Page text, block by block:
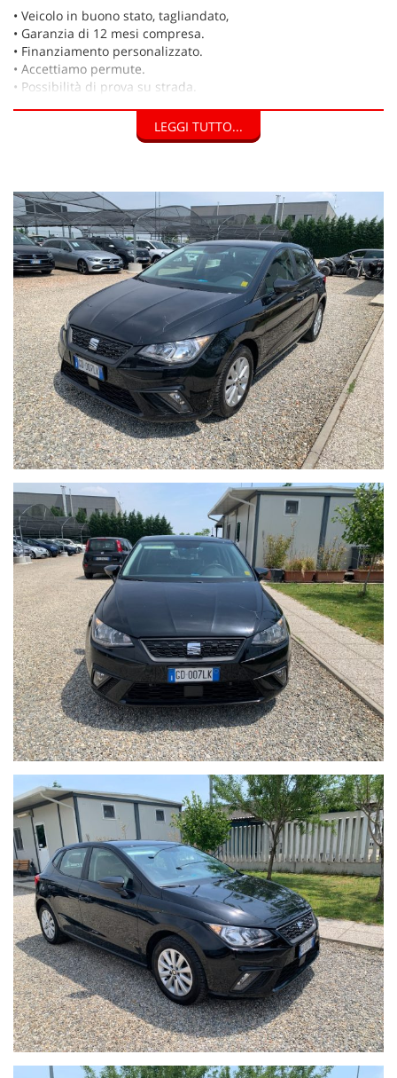
•⁠ ⁠Veicolo in buono stato, tagliandato,
•⁠ ⁠Garanzia di 12 mesi compresa.
•⁠ ⁠Finanziamento personalizzato.
•⁠ ⁠Accettiamo permute.
•⁠ ⁠Possibilità di prova su strada.
acquisto, con pagamento veloce e immediato.
•Il veicolo può essere guidato da un neopatentato.
IL PREZZO DELLA VETTURA NON E' VINCOLATO A NESSUN TIPO
DI FINANZIAMENTO.
* * *
ESPERIENZA VENTENNALE , SERIETA' E COMPETENZA,
CERTIFICHIAMO CON DOCUMENTI TUTTE LE AUTO NEL SUO
STATO D'USO E CON IL SUO CHILOMETRAGGIO EFFETTIVO.
LE GARANZIE RILASCIATE SONO UTILIZZABILI IN TUTTO IL
TERRITORIO EUROPEO.
FINANZIAMENTI PERSONALIZZABILI CON TASSI AGEVOLATI E
PACCHETTI ASSICURATIVI INLCUSI.
restano a carico dell’acquirente:
•Tagliando di manutenzione ordinaria (se necessario)
•Revisione ministeriale (se in scadenza)
•Eventuali interventi o ripristini meccanici ed estetici non
specificamente indicati nell’annuncio
•Passaggio di proprieta
Il veicolo viene venduto nello stato in cui si trova, con
possibilità di visione e prova su appuntamento.
Si consiglia di verificare la disponibilità effettiva della vettura
previo invio mail oppure contattando i numeri di telefono
segnalati sull’annuncio.
Auto Italia si scusa per eventuali imprecisioni dovessero
verificarsi nelle descrizioni dei veicoli offerti, che non
rappresentano pertanto impegno contrattuale. Per poter
offrire il massimo servizio è gradito un contatto telefonico per
ottenere conferma su dotazioni e disponibilità
LEGGI TUTTO...